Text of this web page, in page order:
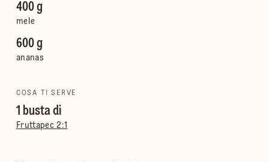
400 g
mele
600 g
ananas
COSA TI SERVE
1 busta di
Fruttapec 2:1